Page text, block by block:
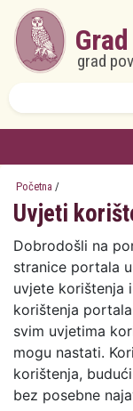
Skoči na glavni
grad
Početna /
Uvjeti
Dobrodošli na
stranice portala
uvjete korištenja
korištenja
svim uvjetima
mogu nastati.
korištenja,
bez posebne